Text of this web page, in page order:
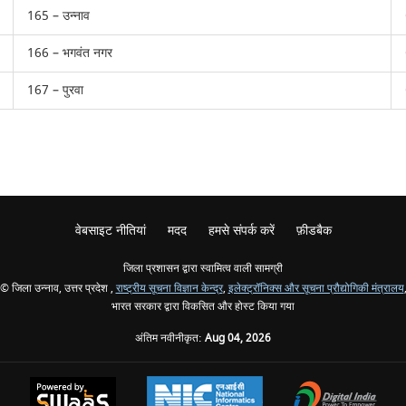
165 – उन्नाव
166 – भगवंत नगर
167 – पुरवा
वेबसाइट नीतियां मदद हमसे संपर्क करें फ़ीडबैक
जिला प्रशासन द्वारा स्वामित्व वाली सामग्री
© जिला उन्नाव, उत्तर प्रदेश , राष्ट्रीय सूचना विज्ञान केन्द्र, इलेक्ट्रॉनिक्स और सूचना प्रौद्योगिकी मंत्रालय,
भारत सरकार द्वारा विकसित और होस्ट किया गया
अंतिम नवीनीकृत: Aug 04, 2026